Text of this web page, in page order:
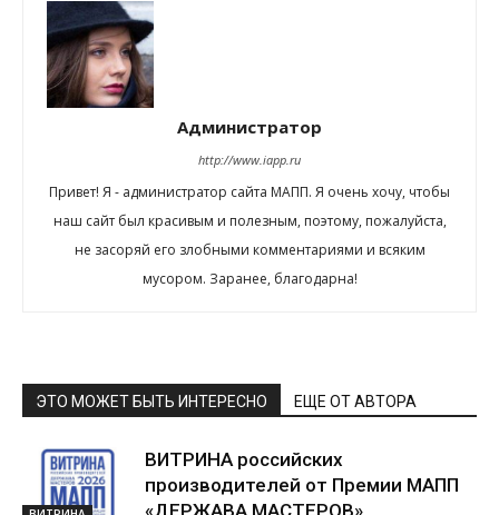
Администратор
http://www.iapp.ru
Привет! Я - администратор сайта МАПП. Я очень хочу, чтобы
наш сайт был красивым и полезным, поэтому, пожалуйста,
не засоряй его злобными комментариями и всяким
мусором. Заранее, благодарна!
ЭТО МОЖЕТ БЫТЬ ИНТЕРЕСНО ЕЩЕ ОТ АВТОРА
ВИТРИНА российских
производителей от Премии МАПП
«ДЕРЖАВА МАСТЕРОВ»